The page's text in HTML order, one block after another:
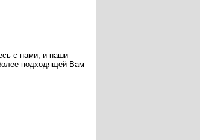
с нами, и наши
подходящей Вам